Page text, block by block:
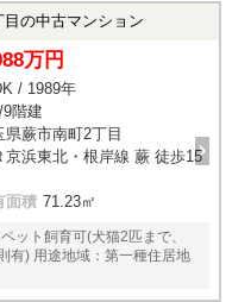
の中古マンション
万円
/ 1989年
階建
県蕨市南町2丁目
京浜東北・根岸線 蕨 徒歩15
面積 71.23㎡
ット飼育可(犬猫2匹まで、
有) 用途地域：第一種住居地